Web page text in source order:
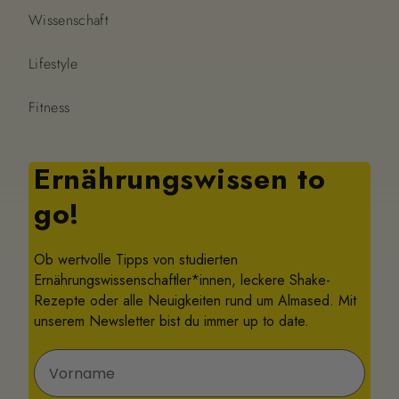
Wissenschaft
Lifestyle
Fitness
Ernährungswissen to
go!
Ob wertvolle Tipps von studierten
Ernährungswissenschaftler*innen, leckere Shake-
Rezepte oder alle Neuigkeiten rund um Almased. Mit
unserem Newsletter bist du immer up to date.
Vorname